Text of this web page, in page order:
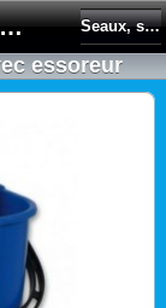
toutOtop' - Matériel de nettoyage, produit d'entretien, lubrifiant pour professionnel et particulier Seaux, seaux de lavage, presses
essoreur